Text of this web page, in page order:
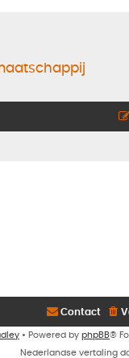
Contact
• Powered by phpBB®
Nederlandse vertaling